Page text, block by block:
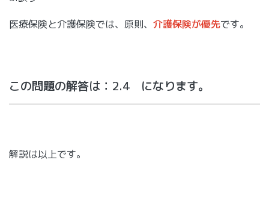
医療保険と介護保険では、原則、 介護保険が優先です。
この問題の解答は：2.4 になります。
解説は以上です。